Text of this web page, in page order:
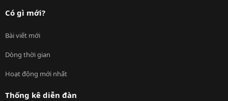
Có gì mới?
Bài viết mới
Dòng thời gian
Hoạt động mới nhất
Thống kê diễn đàn